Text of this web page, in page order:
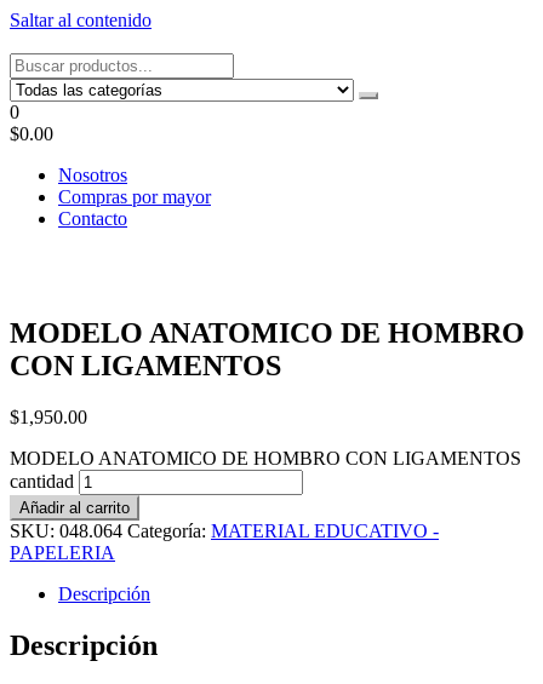
Saltar al contenido
Tel: 22087679 – Cel: 097 822122 – Joaquín Requena 2459
0
$0.00
Nosotros
Compras por mayor
Contacto
MODELO ANATOMICO DE HOMBRO
CON LIGAMENTOS
$1,950.00
MODELO ANATOMICO DE HOMBRO CON LIGAMENTOS
cantidad
Añadir al carrito
SKU: 048.064 Categoría: MATERIAL EDUCATIVO -
PAPELERIA
Descripción
Descripción